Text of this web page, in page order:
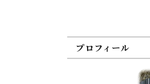
プロフィール